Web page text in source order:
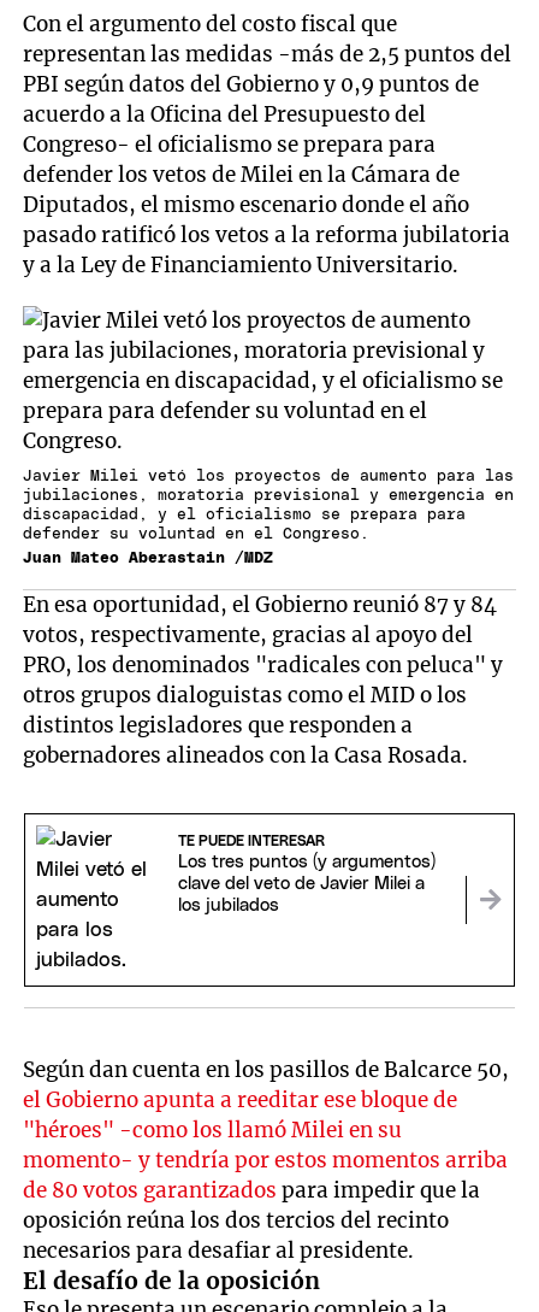
Con el argumento del costo fiscal que
representan las medidas -más de 2,5 puntos del
PBI según datos del Gobierno y 0,9 puntos de
acuerdo a la Oficina del Presupuesto del
Congreso- el oficialismo se prepara para
defender los vetos de Milei en la Cámara de
Diputados, el mismo escenario donde el año
pasado ratificó los vetos a la reforma jubilatoria
y a la Ley de Financiamiento Universitario.
Javier Milei vetó los proyectos de aumento para las
jubilaciones, moratoria previsional y emergencia en
discapacidad, y el oficialismo se prepara para
defender su voluntad en el Congreso.
Juan Mateo Aberastain /MDZ
En esa oportunidad, el Gobierno reunió 87 y 84
votos, respectivamente, gracias al apoyo del
PRO, los denominados "radicales con peluca" y
otros grupos dialoguistas como el MID o los
distintos legisladores que responden a
gobernadores alineados con la Casa Rosada.
TE PUEDE INTERESAR
Los tres puntos (y argumentos)
clave del veto de Javier Milei a
los jubilados
Según dan cuenta en los pasillos de Balcarce 50,
el Gobierno apunta a reeditar ese bloque de
"héroes" -como los llamó Milei en su
momento- y tendría por estos momentos arriba
de 80 votos garantizados para impedir que la
oposición reúna los dos tercios del recinto
necesarios para desafiar al presidente.
El desafío de la oposición